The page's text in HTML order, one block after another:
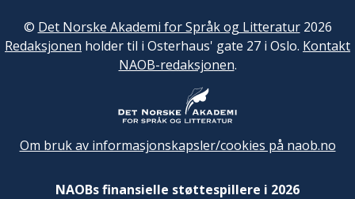
© Det Norske Akademi for Språk og Litteratur2026
Redaksjonen holder til i Osterhaus' gate 27 i Oslo. Kontakt
NAOB-redaksjonen.
Om bruk av informasjonskapsler/cookies på naob.no
NAOBs finansielle støttespillere i 2026